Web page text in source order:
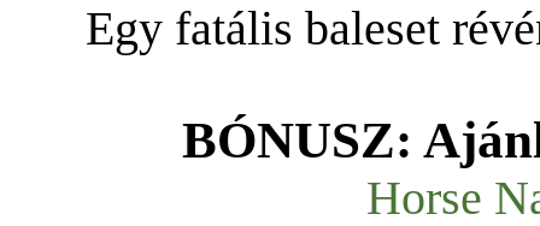
Egy fatális baleset
BÓNUSZ:
Horse